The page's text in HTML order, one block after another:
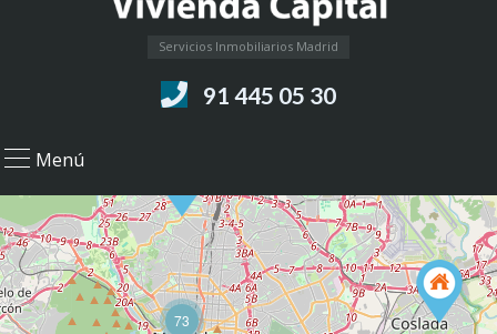
Servicios Inmobiliarios Madrid
91 445 05 30
Menú
73